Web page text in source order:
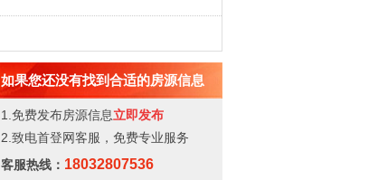
如果您还没有找到合适的房源信息
1.免费发布房源信息立即发布
2.致电首登网客服，免费专业服务
客服热线： 18032807536